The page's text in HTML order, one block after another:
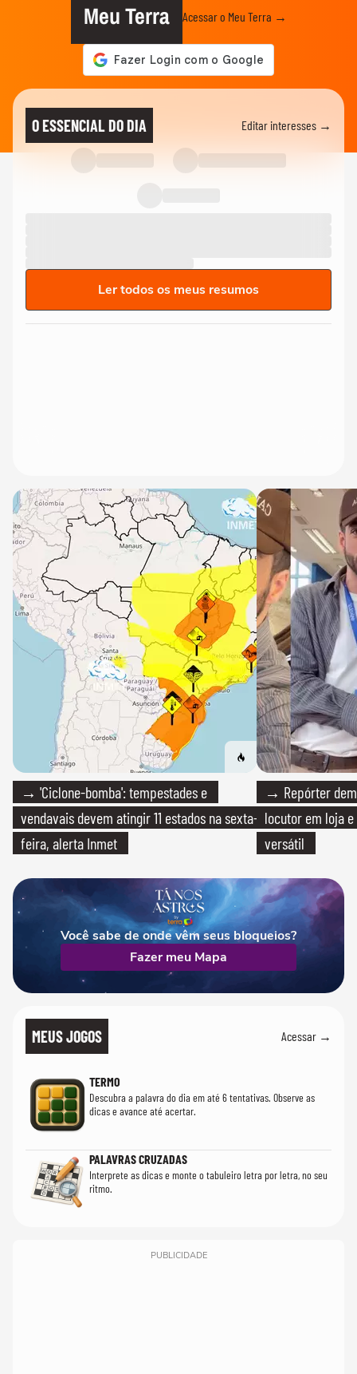
Meu Terra Acessar o Meu Terra →
O ESSENCIAL DO DIA Editar interesses →
Ler todos os meus resumos
→ 'Ciclone-bomba': tempestades e
vendavais devem atingir 11 estados na sexta-
feira, alerta Inmet
→ Repórter
locutor em loja
versátil
Você sabe de onde vêm seus bloqueios?
Fazer meu Mapa
MEUS JOGOS Acessar →
TERMO
Descubra a palavra do dia em até 6 tentativas. Observe as
dicas e avance até acertar.
PALAVRAS CRUZADAS
Interprete as dicas e monte o tabuleiro letra por letra, no seu
ritmo.
PUBLICIDADE